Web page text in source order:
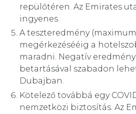
repülőtéren. Az Emirates
ingyenes.
A teszteredmény
megérkezésééig a
maradni. Negatív
betartásával szabadon
Dubajban.
Kötelező továbbá egy
nemzetközi biztosítás. Az